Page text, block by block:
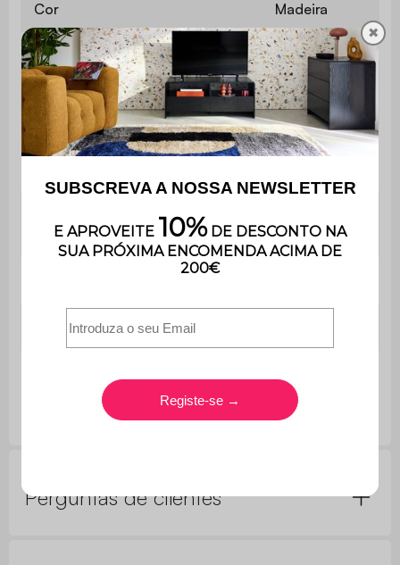
Cor Madeira
Apoios de
braço
Não
Montagem
É muito fácil de montar e inclui
madeira
Sim
Apenas para uso doméstico
Perguntas de clientes
✖